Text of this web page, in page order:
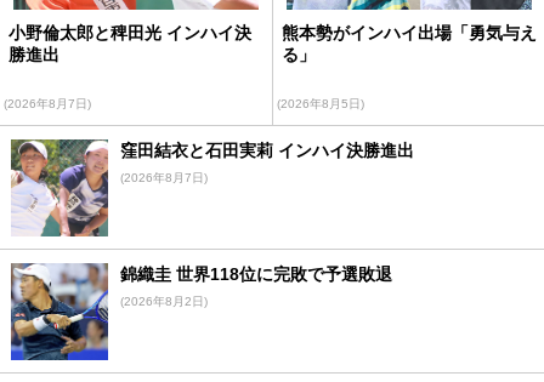
小野倫太郎と稗田光 インハイ決
勝進出
(2026年8月7日)
熊本勢がインハイ出場「勇気与え
る」
(2026年8月5日)
窪田結衣と石田実莉 インハイ決勝進出
(2026年8月7日)
錦織圭 世界118位に完敗で予選敗退
(2026年8月2日)